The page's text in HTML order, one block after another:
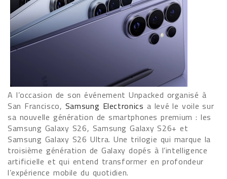
A l’occasion de son événement Unpacked organisé à
San Francisco, Samsung Electronics a levé le voile sur
sa nouvelle génération de smartphones premium : les
Samsung Galaxy S26, Samsung Galaxy S26+ et
Samsung Galaxy S26 Ultra. Une trilogie qui marque la
troisième génération de Galaxy dopés à l’intelligence
artificielle et qui entend transformer en profondeur
l’expérience mobile du quotidien.